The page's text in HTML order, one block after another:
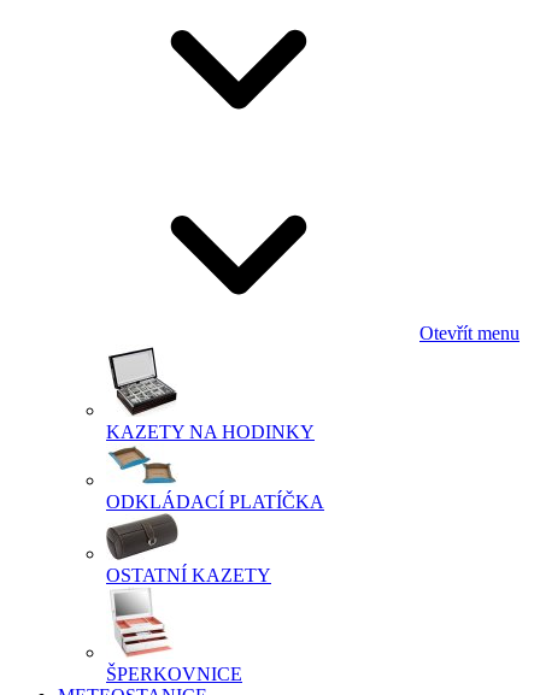
Otevřít menu
KAZETY NA HODINKY
ODKLÁDACÍ PLATÍČKA
OSTATNÍ KAZETY
ŠPERKOVNICE